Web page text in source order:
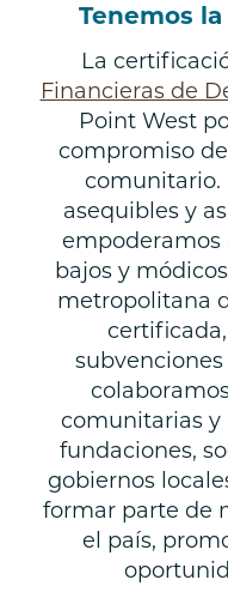
Tenemos
La
Financieras de
Point West
compromiso
comunitario.
asequibles y
empoderamos
bajos y
metropolitana
subvenciones
comunitarias y
fundaciones,
gobiernos
formar parte de
el país,